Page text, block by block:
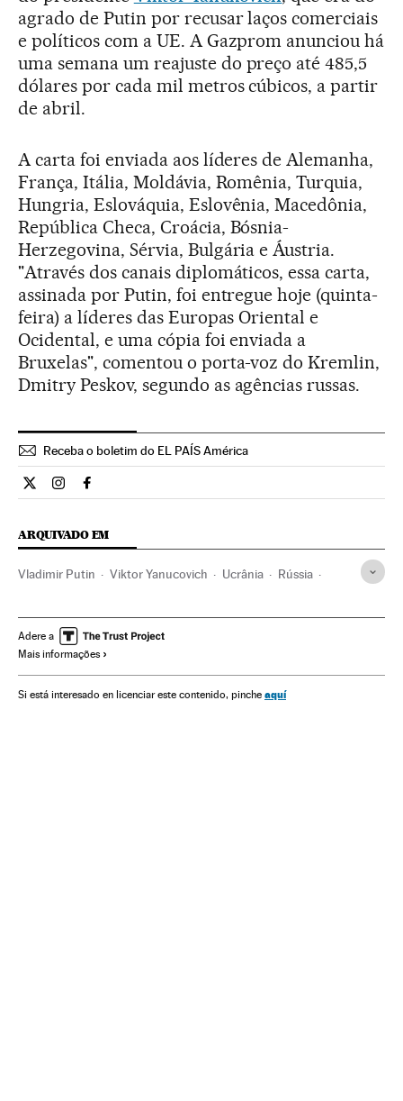
agrado de Putin por recusar laços comerciais
e políticos com a UE. A Gazprom anunciou há
uma semana um reajuste do preço até 485,5
dólares por cada mil metros cúbicos, a partir
de abril.
A carta foi enviada aos líderes de Alemanha,
França, Itália, Moldávia, Romênia, Turquia,
Hungria, Eslováquia, Eslovênia, Macedônia,
República Checa, Croácia, Bósnia-
Herzegovina, Sérvia, Bulgária e Áustria.
"Através dos canais diplomáticos, essa carta,
assinada por Putin, foi entregue hoje (quinta-
feira) a líderes das Europas Oriental e
Ocidental, e uma cópia foi enviada a
Bruxelas", comentou o porta-voz do Kremlin,
Dmitry Peskov, segundo as agências russas.
Receba o boletim do EL PAÍS América
Internacional El País Brasil en Twitter
Internacional El País Brasil en Instagram
Internacional El País Brasil en Facebook
ARQUIVADO EM
Vladimir Putin Viktor Yanucovich Ucrânia Rússia
Combustíveis fósseis Europa
Organizações internacionais
Relações exteriores Energia não renovável
Adere a
Mais informações
Si está interesado en licenciar este contenido, pinche aquí